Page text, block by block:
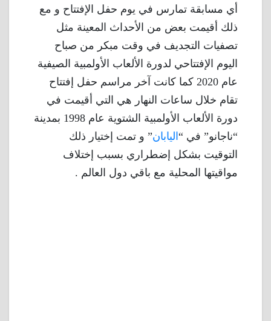
أي مسابقة تمارس في يوم حفل الإفتتاح و مع
ذلك أقيمت بعض من الأحداث المعينة مثل
تصفيات التجديف في وقت مبكر من صباح
اليوم الإفتتاحي لدورة الألعاب الأولمبية الصيفية
عام 2020 كما كانت آخر مراسم حفل إفتتاح
تقام خلال ساعات النهار هي التي أقيمت في
دورة الألعاب الأولمبية الشتوية عام 1998 بمدينة
“ناجانو” في “اليابان” و تمت إختيار ذلك
التوقيت بشكل إضطراري بسبب إختلاف
مواقيتها المحلية مع باقي دول العالم .